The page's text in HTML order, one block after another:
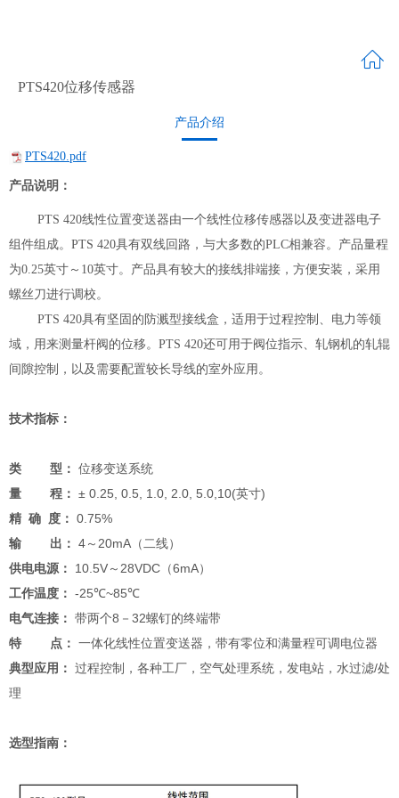
PTS420位移传感器
产品介绍
PTS420.pdf
产品说明：
PTS 420线性位置变送器由一个线性位移传感器以及变进器电子
组件组成。PTS 420具有双线回路，与大多数的PLC相兼容。产品量程
为0.25英寸～10英寸。产品具有较大的接线排端接，方便安装，采用
螺丝刀进行调校。
PTS 420具有坚固的防溅型接线盒，适用于过程控制、电力等领
域，用来测量杆阀的位移。PTS 420还可用于阀位指示、轧钢机的轧辊
间隙控制，以及需要配置较长导线的室外应用。
技术指标：
类 型： 位移变送系统
量 程： ± 0.25, 0.5, 1.0, 2.0, 5.0,10(英寸)
精 确 度： 0.75%
输 出： 4～20mA（二线）
供电电源：
10.5V～28VDC（6mA）
工作温度： -25℃~85℃
电气连接： 带两个8－32螺钉的终端带
特 点： 一体化线性位置变送器，带有零位和满量程可调电位器
典型应用： 过程控制，各种工厂，空气处理系统，发电站，水过滤/处
理
选型指南：